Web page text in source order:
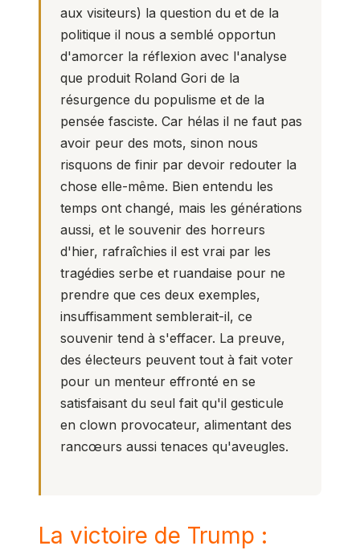
aux visiteurs) la question du et de la
politique il nous a semblé opportun
d'amorcer la réflexion avec l'analyse
que produit Roland Gori de la
résurgence du populisme et de la
pensée fasciste. Car hélas il ne faut pas
avoir peur des mots, sinon nous
risquons de finir par devoir redouter la
chose elle-même. Bien entendu les
temps ont changé, mais les générations
aussi, et le souvenir des horreurs
d'hier, rafraîchies il est vrai par les
tragédies serbe et ruandaise pour ne
prendre que ces deux exemples,
insuffisamment semblerait-il, ce
souvenir tend à s'effacer. La preuve,
des électeurs peuvent tout à fait voter
pour un menteur effronté en se
satisfaisant du seul fait qu'il gesticule
en clown provocateur, alimentant des
rancœurs aussi tenaces qu'aveugles.
La victoire de Trump :